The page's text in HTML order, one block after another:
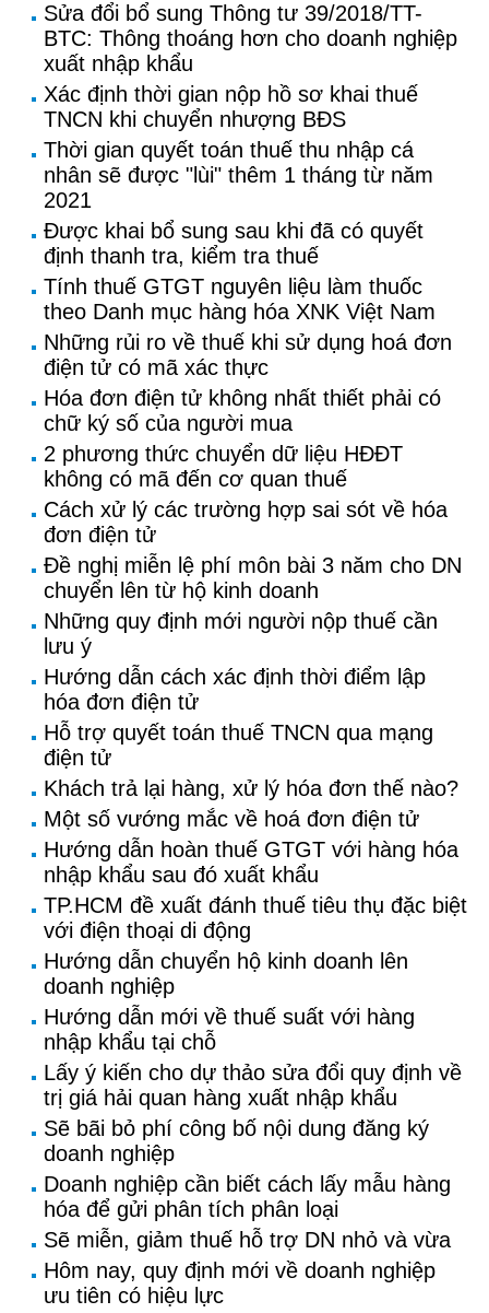
Sửa đổi bổ sung Thông tư 39/2018/TT-
BTC: Thông thoáng hơn cho doanh nghiệp
xuất nhập khẩu
Xác định thời gian nộp hồ sơ khai thuế
TNCN khi chuyển nhượng BĐS
Thời gian quyết toán thuế thu nhập cá
nhân sẽ được "lùi" thêm 1 tháng từ năm
2021
Được khai bổ sung sau khi đã có quyết
định thanh tra, kiểm tra thuế
Tính thuế GTGT nguyên liệu làm thuốc
theo Danh mục hàng hóa XNK Việt Nam
Những rủi ro về thuế khi sử dụng hoá đơn
điện tử có mã xác thực
Hóa đơn điện tử không nhất thiết phải có
chữ ký số của người mua
2 phương thức chuyển dữ liệu HĐĐT
không có mã đến cơ quan thuế
Cách xử lý các trường hợp sai sót về hóa
đơn điện tử
Đề nghị miễn lệ phí môn bài 3 năm cho DN
chuyển lên từ hộ kinh doanh
Những quy định mới người nộp thuế cần
lưu ý
Hướng dẫn cách xác định thời điểm lập
hóa đơn điện tử
Hỗ trợ quyết toán thuế TNCN qua mạng
điện tử
Khách trả lại hàng, xử lý hóa đơn thế nào?
Một số vướng mắc về hoá đơn điện tử
Hướng dẫn hoàn thuế GTGT với hàng hóa
nhập khẩu sau đó xuất khẩu
TP.HCM đề xuất đánh thuế tiêu thụ đặc biệt
với điện thoại di động
Hướng dẫn chuyển hộ kinh doanh lên
doanh nghiệp
Hướng dẫn mới về thuế suất với hàng
nhập khẩu tại chỗ
Lấy ý kiến cho dự thảo sửa đổi quy định về
trị giá hải quan hàng xuất nhập khẩu
Sẽ bãi bỏ phí công bố nội dung đăng ký
doanh nghiệp
Doanh nghiệp cần biết cách lấy mẫu hàng
hóa để gửi phân tích phân loại
Sẽ miễn, giảm thuế hỗ trợ DN nhỏ và vừa
Hôm nay, quy định mới về doanh nghiệp
ưu tiên có hiệu lực